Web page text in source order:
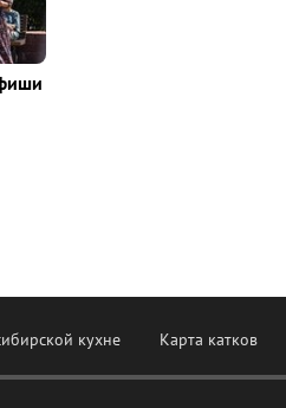
кухне Карта катков